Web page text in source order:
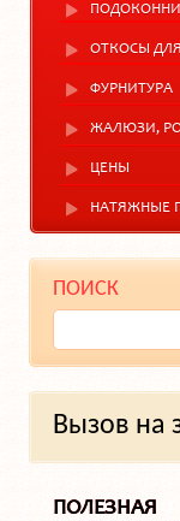
ОТКОСЫ
ФУРНИТУРА
ЖАЛЮЗИ,
ЦЕНЫ
НАТЯЖНЫЕ
ПОИСК
Вызов на
ПОЛЕЗНАЯ